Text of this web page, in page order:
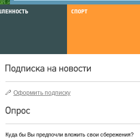
Оформить подписку
Куда бы Вы предпочли вложить свои сбережения?